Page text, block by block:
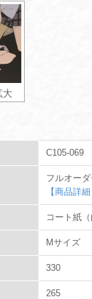
大
C105-069
フルオー
【商品詳
コート紙
Mサイズ
330
265